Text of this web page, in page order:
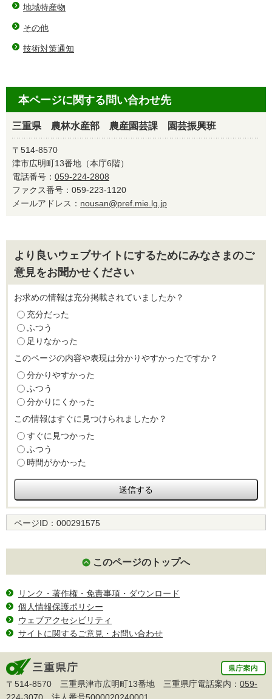
地域特産物
その他
技術対策通知
本ページに関する問い合わせ先
三重県 農林水産部 農産園芸課 園芸振興班
〒514-8570
津市広明町13番地（本庁6階）
電話番号： 059-224-2808
ファクス番号：059-223-1120
メールアドレス： nousan@pref.mie.lg.jp
より良いウェブサイトにするためにみなさまのご
意見をお聞かせください
お求めの情報は充分掲載されていましたか？
充分だった
ふつう
足りなかった
このページの内容や表現は分かりやすかったですか？
分かりやすかった
ふつう
分かりにくかった
この情報はすぐに見つけられましたか？
すぐに見つかった
ふつう
時間がかかった
ページID： 000291575
このページのトップへ
リンク・著作権・免責事項・ダウンロード
個人情報保護ポリシー
ウェブアクセシビリティ
サイトに関するご意見・お問い合わせ
〒514-8570 三重県津市広明町13番地 三重県庁電話案内： 059-